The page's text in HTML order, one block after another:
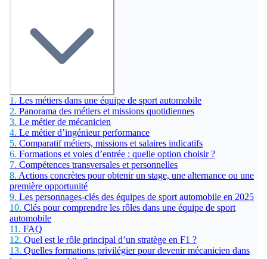
1. Les métiers dans une équipe de sport automobile
2. Panorama des métiers et missions quotidiennes
3. Le métier de mécanicien
4. Le métier d’ingénieur performance
5. Comparatif métiers, missions et salaires indicatifs
6. Formations et voies d’entrée : quelle option choisir ?
7. Compétences transversales et personnelles
8. Actions concrètes pour obtenir un stage, une alternance ou une
première opportunité
9. Les personnages-clés des équipes de sport automobile en 2025
10. Clés pour comprendre les rôles dans une équipe de sport
automobile
11. FAQ
12. Quel est le rôle principal d’un stratège en F1 ?
13. Quelles formations privilégier pour devenir mécanicien dans